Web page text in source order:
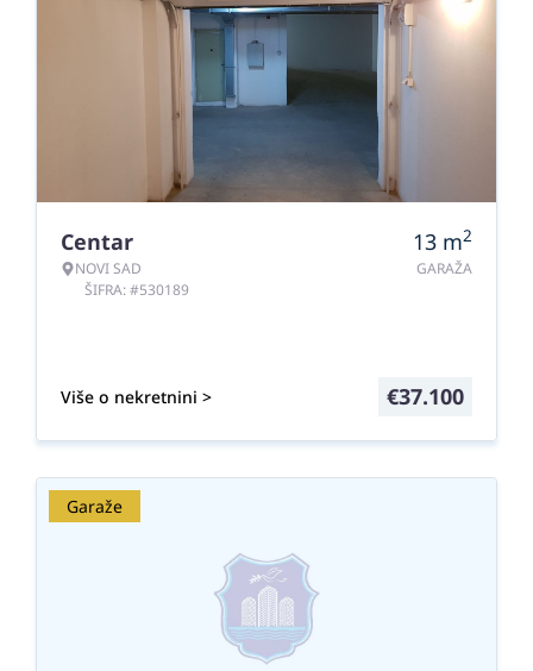
Centar
NOVI SAD
ŠIFRA: #530189
13 m2
GARAŽA
Više o nekretnini > €37.100
Garaže